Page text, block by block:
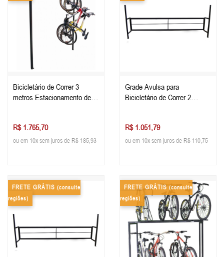
Bicicletário de Correr 3
metros Estacionamento de
R$ 1.765,70
ou em 10x sem juros de R$ 185,93
Grade Avulsa para
Bicicletário de Correr 2
R$ 1.051,79
ou em 10x sem juros de R$ 110,75
FRETE GRÁTIS (consulte
regiões)
FRETE GRÁTIS (consulte
regiões)